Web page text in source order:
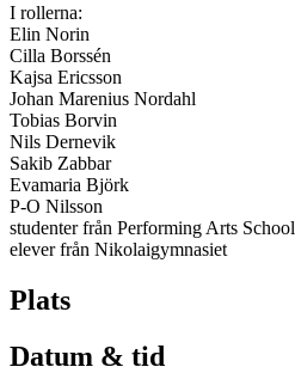
I rollerna:
Elin Norin
Cilla Borssén
Kajsa Ericsson
Johan Marenius Nordahl
Tobias Borvin
Nils Dernevik
Sakib Zabbar
Evamaria Björk
P-O Nilsson
studenter från Performing Arts School
elever från Nikolaigymnasiet
Plats
Datum & tid